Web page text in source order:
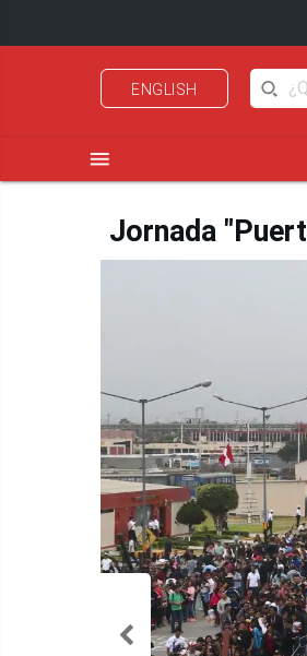
ENGLISH
menu
Jornada